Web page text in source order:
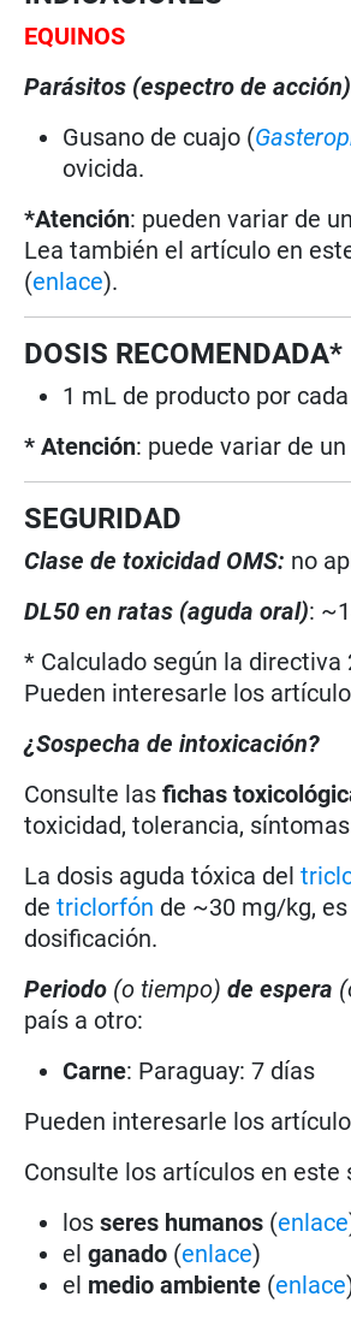
EQUINOS
Parásitos (espectro de acción)
Gusano de cuajo (
ovicida.
*Atención: pueden variar de
Lea también el artículo en
(enlace).
DOSIS RECOMENDADA*
1 mL de producto por
* Atención: puede variar de
SEGURIDAD
Clase de toxicidad OMS: no
DL50 en ratas (aguda oral):
* Calculado según la directiva
Pueden interesarle los
¿Sospecha de intoxicación?
Consulte lasfichas
toxicidad, tolerancia,
La dosis aguda tóxica del
detriclorfón de ~30 mg/kg,
dosificación.
Periodo (o tiempo) de espera
país a otro:
Carne: Paraguay: 7 días
Pueden interesarle los
Consulte los artículos en este
losseres humanos (enlace
elganado (enlace)
el medio ambiente (enlace